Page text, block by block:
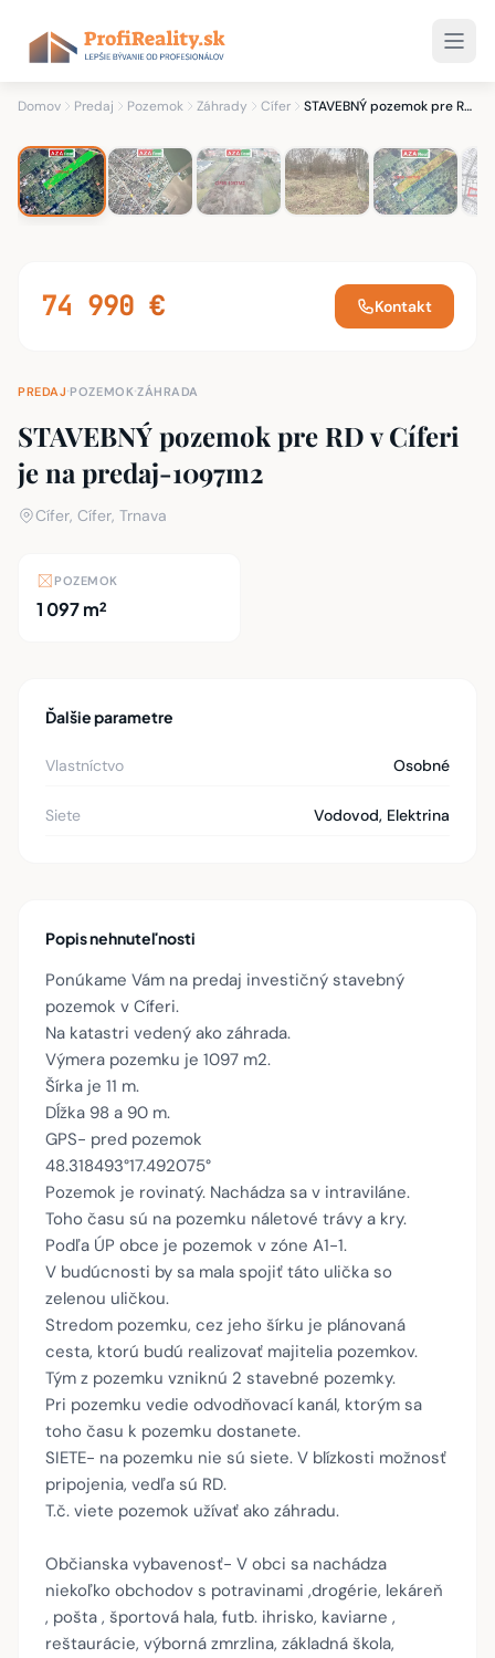
Domov Predaj Pozemok Záhrady Cífer STAVEBNÝ pozemok pre RD v Cíferi je na predaj-1097m2
/ 8 8 fotiek
74 990 € Kontakt
PREDAJ·POZEMOK·ZÁHRADA
STAVEBNÝ pozemok pre RD v Cíferi
je na predaj-1097m2
Cífer, Cífer, Trnava
POZEMOK
1 097 m²
Ďalšie parametre
Vlastníctvo Osobné
Siete Vodovod, Elektrina
Popis nehnuteľnosti
Ponúkame Vám na predaj investičný stavebný
pozemok v Cíferi.
Na katastri vedený ako záhrada.
Výmera pozemku je 1097 m2.
Šírka je 11 m.
Dĺžka 98 a 90 m.
GPS- pred pozemok
48.318493°17.492075°
Pozemok je rovinatý. Nachádza sa v intraviláne.
Toho času sú na pozemku náletové trávy a kry.
Podľa ÚP obce je pozemok v zóne A1-1.
V budúcnosti by sa mala spojiť táto ulička so
zelenou uličkou.
Stredom pozemku, cez jeho šírku je plánovaná
cesta, ktorú budú realizovať majitelia pozemkov.
Tým z pozemku vzniknú 2 stavebné pozemky.
Pri pozemku vedie odvodňovací kanál, ktorým sa
toho času k pozemku dostanete.
SIETE- na pozemku nie sú siete. V blízkosti možnosť
pripojenia, vedľa sú RD.
T.č. viete pozemok užívať ako záhradu.
Občianska vybavenosť- V obci sa nachádza
niekoľko obchodov s potravinami ,drogérie, lekáreň
, pošta , športová hala, futb. ihrisko, kaviarne ,
reštaurácie, výborná zmrzlina, základná škola,